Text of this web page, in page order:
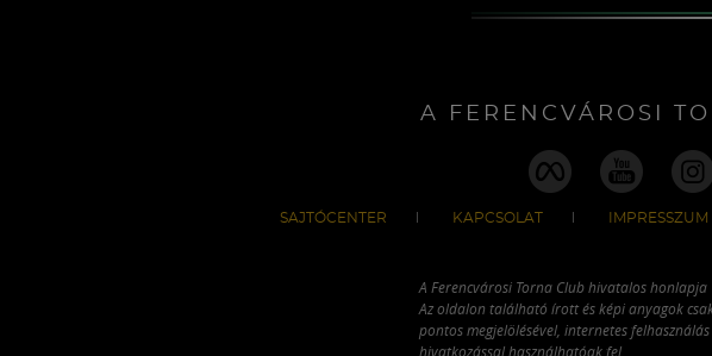
A FERENCVÁROSI
SAJTÓCENTER KAPCSOLAT IMPRESSZUM
A Ferencvárosi Torna Club hivatalos honlapja
Az oldalon található írott és képi anyagok
pontos megjelölésével, internetes
hivatkozással használhatóak fel.